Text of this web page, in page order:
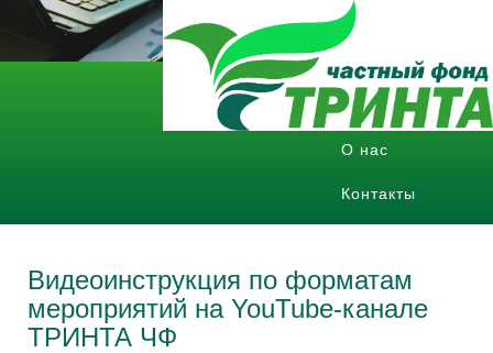
Главная
Публичные
отчеты
О нас
понедельник - пятница с
9.00 до 18.00
Публичные отчеты
О нас
Контакты
Видеоинструкция по форматам
мероприятий на YouTube-канале
ТРИНТА ЧФ